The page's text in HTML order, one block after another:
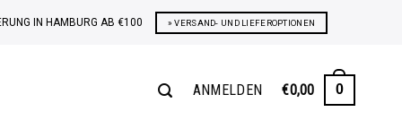
IN HAMBURG AB €100 » VERSAND- UND LIEFEROPTIONEN
ANMELDEN €0,00 0